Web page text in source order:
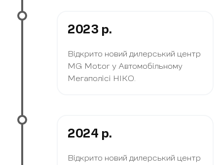
2023 р.
Відкрито новий дилерський центр
MG Motor у Автомобільному
Мегаполісі НІКО.
2024 р.
Відкрито новий дилерський центр